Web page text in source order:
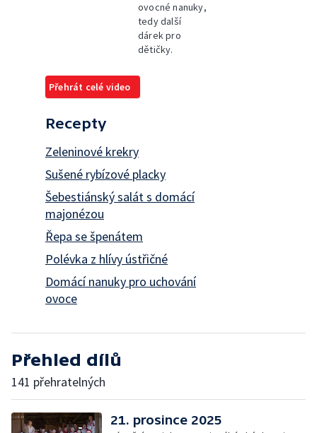
ovocné nanuky,
tedy další
dárek pro
dětičky.
Přehrát celé video
Recepty
Zeleninové krekry
Sušené rybízové placky
Šebestiánský salát s domácí
majonézou
Řepa se špenátem
Polévka z hlívy ústřičné
Domácí nanuky pro uchování
ovoce
Přehled dílů
141 přehratelných
21. prosince 2025